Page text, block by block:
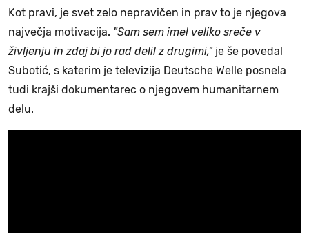
Kot pravi, je svet zelo nepravičen in prav to je njegova
največja motivacija. "Sam sem imel veliko sreče v
življenju in zdaj bi jo rad delil z drugimi,"je še povedal
Subotić, s katerim je televizija Deutsche Welle posnela
tudi krajši dokumentarec o njegovem humanitarnem
delu.